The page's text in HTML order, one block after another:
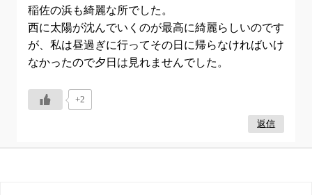
稲佐の浜も綺麗な所でした。
西に太陽が沈んでいくのが最高に綺麗らしいのです
が、私は昼過ぎに行ってその日に帰らなければいけ
なかったので夕日は見れませんでした。
+2
返信